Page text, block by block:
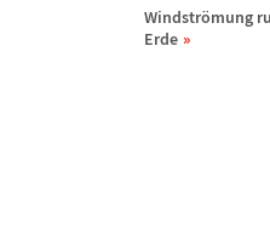
Windströmung
Erde